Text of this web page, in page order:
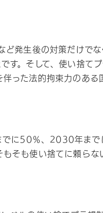
発生後の対策だけでな
す。そして、使い捨て
った法的拘束力のある
に50％、2030年まで
そも使い捨てに頼らな